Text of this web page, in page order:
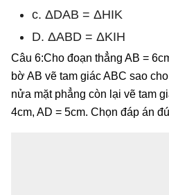
c. ΔDAB = ΔHIK
D. ΔABD = ΔKIH
Câu 6:Cho đoạn thẳng AB =
bờ AB vẽ tam giác ABC sao
nửa mặt phẳng còn lại vẽ tam
4cm, AD = 5cm. Chọn đáp án